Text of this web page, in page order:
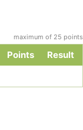
maximum of 25 points
Points
Result